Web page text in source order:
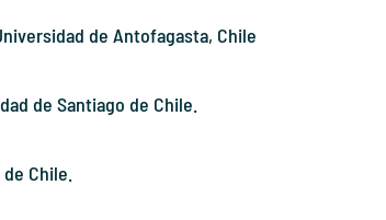
de Antofagasta, Chile
de Santiago de Chile.
Chile.